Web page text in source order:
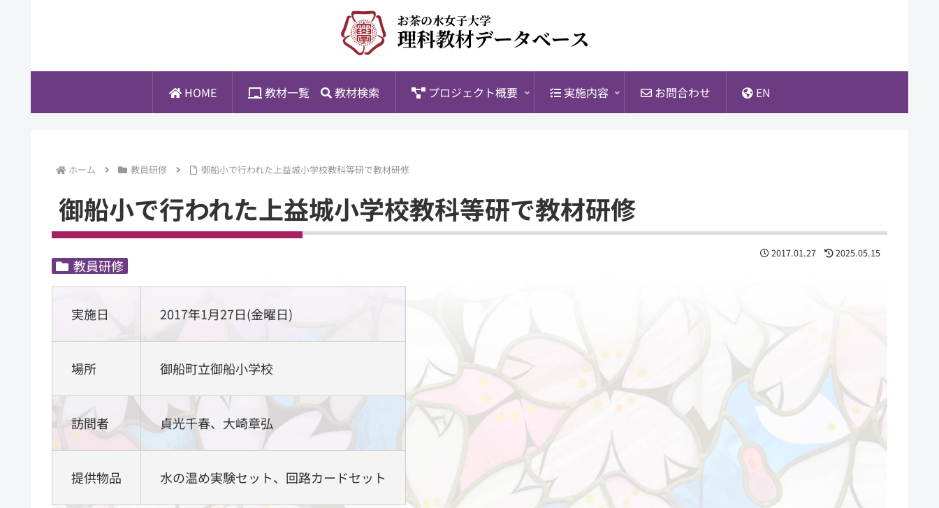
HOME 教材一覧 教材検索 プロジェクト概要 実施内容 お問合わせ EN
ホーム 教員研修 御船小で行われた上益城小学校教科等研で教材研修
御船小で行われた上益城小学校教科等研で教材研修
2017.01.27 2025.05.15
教員研修
実施日 2017年1月27日(金曜日)
場所 御船町立御船小学校
訪問者 貞光千春、大崎章弘
提供物品 水の温め実験セット、回路カードセット